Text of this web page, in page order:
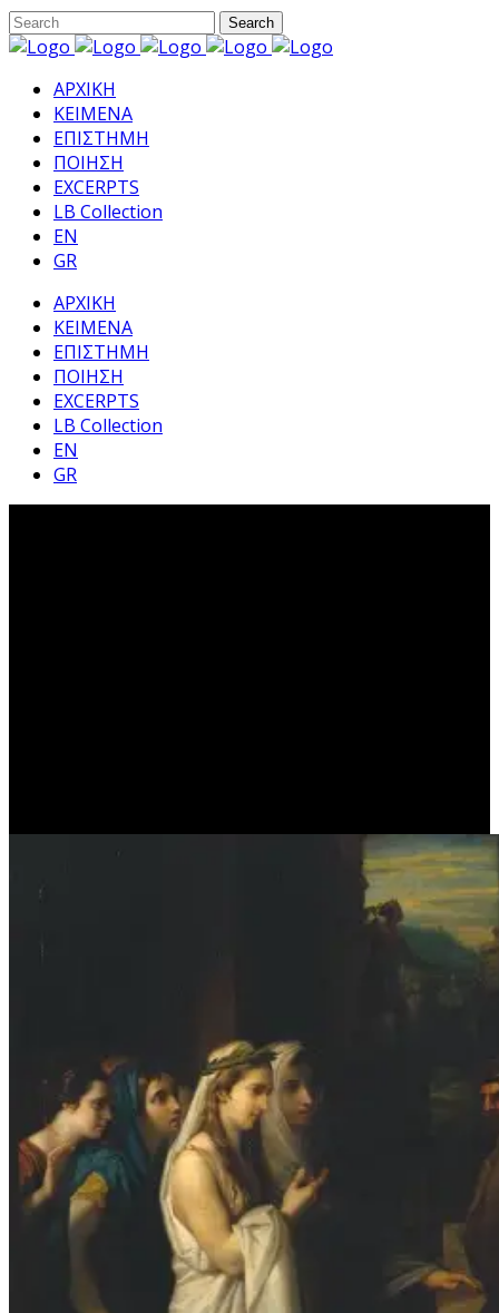
ΑΡΧΙΚΗ
ΚΕΙΜΕΝΑ
ΕΠΙΣΤΗΜΗ
ΠΟΙΗΣΗ
EXCERPTS
LB Collection
EN
GR
ΑΡΧΙΚΗ
ΚΕΙΜΕΝΑ
ΕΠΙΣΤΗΜΗ
ΠΟΙΗΣΗ
EXCERPTS
LB Collection
EN
GR